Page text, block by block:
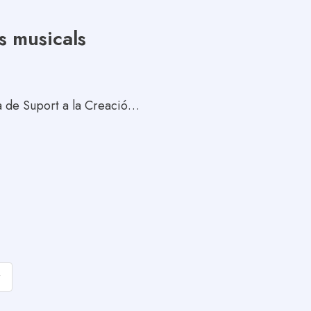
musicals
de Suport a la Creació…